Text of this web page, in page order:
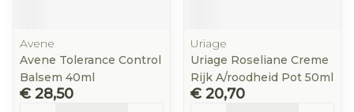
Avene
Avene Tolerance Control
Balsem 40ml
€ 28,50
Uriage
Uriage Roseliane Creme
Rijk A/roodheid Pot 50ml
€ 20,70